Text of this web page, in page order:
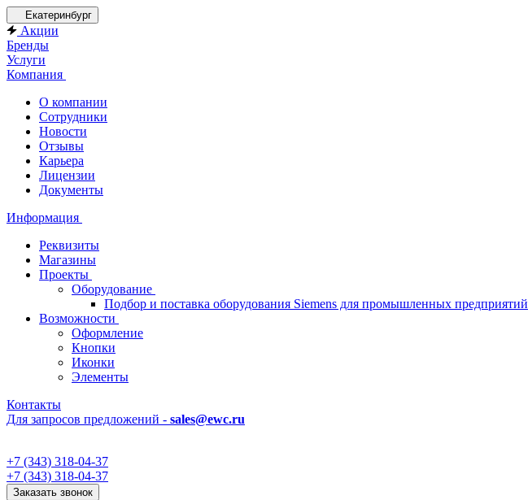
Екатеринбург
Акции
Бренды
Услуги
Компания
О компании
Сотрудники
Новости
Отзывы
Карьера
Лицензии
Документы
Информация
Реквизиты
Магазины
Проекты
Оборудование
Подбор и поставка оборудования Siemens для промышленных предприятий
Возможности
Оформление
Кнопки
Иконки
Элементы
Контакты
Для запросов предложений - sales@ewc.ru
+7 (343) 318-04-37
+7 (343) 318-04-37
Заказать звонок